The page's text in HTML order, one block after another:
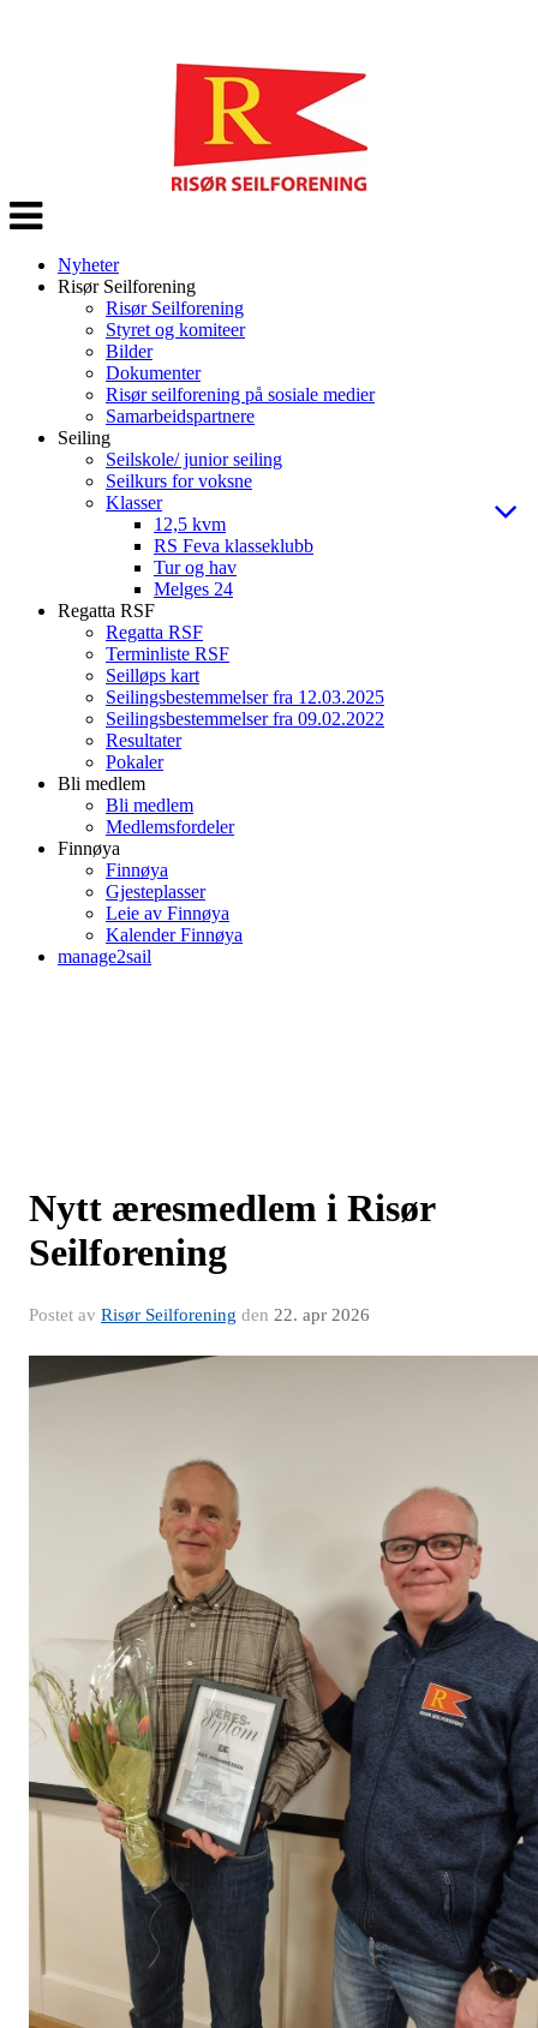
Veksle
navigasjon
Nyheter
Risør Seilforening
Risør Seilforening
Styret og komiteer
Bilder
Dokumenter
Risør seilforening på sosiale medier
Samarbeidspartnere
Seiling
Seilskole/ junior seiling
Seilkurs for voksne
Klasser
12,5 kvm
RS Feva klasseklubb
Tur og hav
Melges 24
Regatta RSF
Regatta RSF
Terminliste RSF
Seilløps kart
Seilingsbestemmelser fra 12.03.2025
Seilingsbestemmelser fra 09.02.2022
Resultater
Pokaler
Bli medlem
Bli medlem
Medlemsfordeler
Finnøya
Finnøya
Gjesteplasser
Leie av Finnøya
Kalender Finnøya
manage2sail
Nytt æresmedlem i Risør
Seilforening
Postet av Risør Seilforening den 22. apr 2026